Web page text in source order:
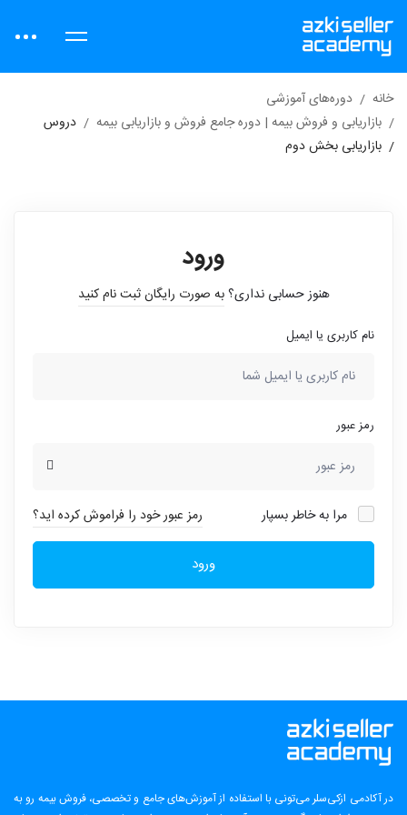
خانه
دوره‌های آموزشی
بازاریابی و فروش بیمه | دوره جامع فروش و بازاریابی بیمه
دروس
بازاریابی بخش دوم
ورود
هنوز حسابی نداری؟به صورت رایگان ثبت نام کنید
نام کاربری یا ایمیل
رمز عبور
مرا به خاطر بسپار رمز عبور خود را فراموش کرده اید؟
ورود
در آکادمی ازکی‌سلر می‌تونی با استفاده از آموزش‌های جامع و تخصصی، فروش بیمه رو به